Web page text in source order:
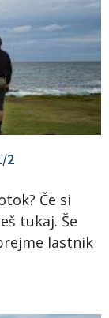
2
Če si
tukaj. Še
lastnik